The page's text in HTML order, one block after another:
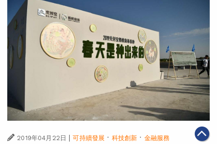
2019年04月22日 | 可持續發展 · 科技創新 · 金融服務